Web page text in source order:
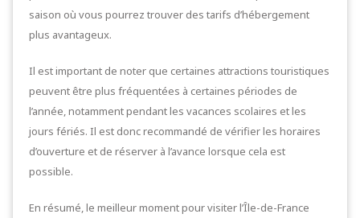
saison où vous pourrez trouver des tarifs d’hébergement
plus avantageux.
Il est important de noter que certaines attractions touristiques
peuvent être plus fréquentées à certaines périodes de
l’année, notamment pendant les vacances scolaires et les
jours fériés. Il est donc recommandé de vérifier les horaires
d’ouverture et de réserver à l’avance lorsque cela est
possible.
En résumé, le meilleur moment pour visiter l’Île-de-France